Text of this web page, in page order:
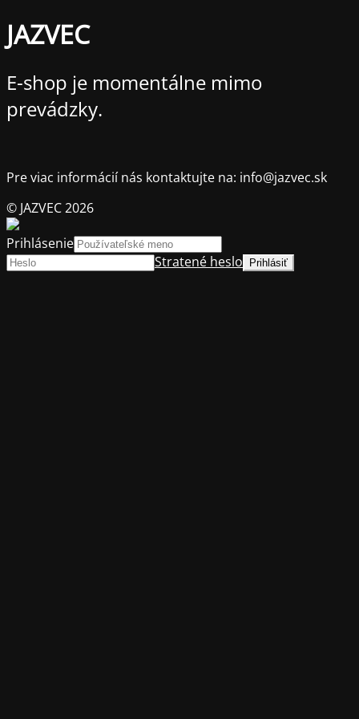
JAZVEC
E-shop je momentálne mimo
prevádzky.
Pre viac informácií nás kontaktujte na: info@jazvec.sk
© JAZVEC 2026
Prihlásenie
Stratené heslo